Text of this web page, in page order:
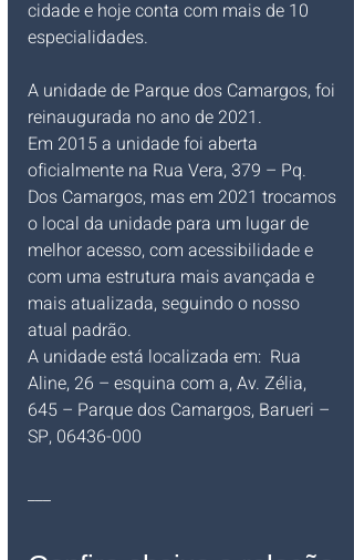
cidade e hoje conta com mais de 10
especialidades.
A unidade de Parque dos Camargos, foi
reinaugurada no ano de 2021.
Em 2015 a unidade foi aberta
oficialmente na Rua Vera, 379 – Pq.
Dos Camargos, mas em 2021 trocamos
o local da unidade para um lugar de
melhor acesso, com acessibilidade e
com uma estrutura mais avançada e
mais atualizada, seguindo o nosso
atual padrão.
A unidade está localizada em: Rua
Aline, 26 – esquina com a, Av. Zélia,
645 – Parque dos Camargos, Barueri –
SP, 06436-000
___